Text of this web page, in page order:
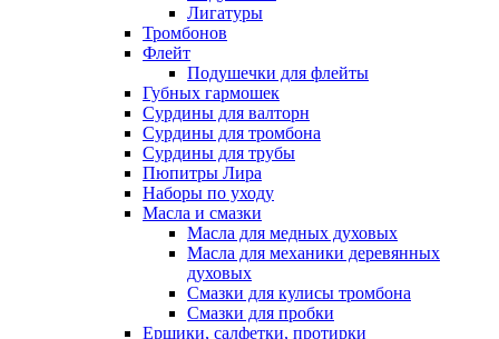
Лигатуры
Тромбонов
Флейт
Подушечки для флейты
Губных гармошек
Сурдины для валторн
Сурдины для тромбона
Сурдины для трубы
Пюпитры Лира
Наборы по уходу
Масла и смазки
Масла для медных духовых
Масла для механики деревянных
духовых
Смазки для кулисы тромбона
Смазки для пробки
Ершики, салфетки, протирки